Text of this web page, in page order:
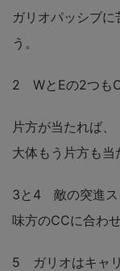
ガリオパッシブ
う。
2 WとEの2つも
片方が当たれば、
大体もう片方も当
3と4 敵の突進ス
味方のCCに合わ
5 ガリオはキャリ